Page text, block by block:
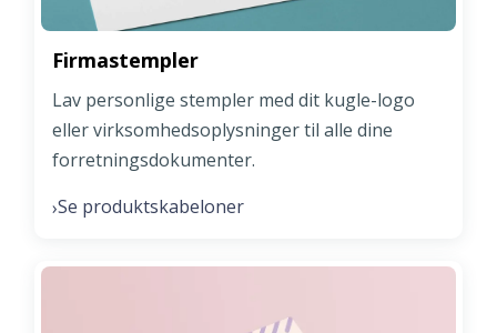
Firmastempler
Lav personlige stempler med dit kugle-logo
eller virksomhedsoplysninger til alle dine
forretningsdokumenter.
›Se produktskabeloner